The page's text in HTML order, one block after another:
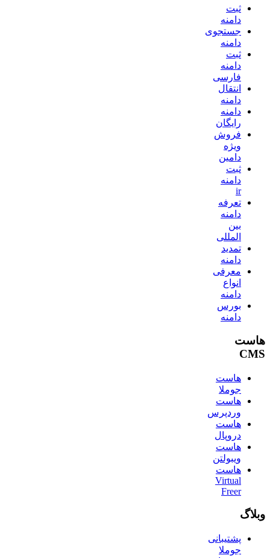
ثبت
دامنه
جستجوی
دامنه
ثبت
دامنه
فارسی
انتقال
دامنه
دامنه
رایگان
فروش
ویژه
دامین
ثبت
دامنه
ir
تعرفه
دامنه
بین
المللی
تمدید
دامنه
معرفی
انواع
دامنه
بورس
دامنه
هاست
CMS
هاست
جوملا
هاست
وردپرس
هاست
دروپال
هاست
ویبولتن
هاست
Virtual
Freer
وبلاگ
پشتیبانی
جوملا